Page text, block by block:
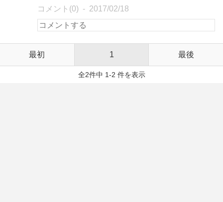
コメント(0) 2017/02/18
最初 1 最後
全2件中 1-2 件を表示